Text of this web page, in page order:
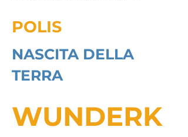
POLIS
NASCITA DELLA
TERRA
WUNDERK